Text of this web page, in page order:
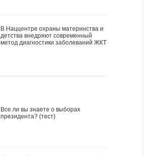
В Наццентре охраны материнства и
детства внедряют современный
метод диагностики заболеваний ЖКТ
Все ли вы знаете о выборах
президента? (тест)